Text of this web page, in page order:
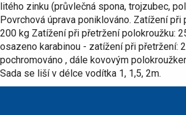
litého zinku (průvlečná spona, trojzubec,
Povrchová úprava poniklováno. Zatížení při
200 kg Zatížení při přetržení polokroužku:
osazeno karabinou - zatížení při přetržení:
pochromováno , dále kovovým
Sada se liší v délce vodítka 1, 1,5, 2m.